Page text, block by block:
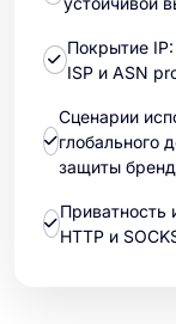
Покрытие
ISP и ASN
Сценарии
глобального
защиты
Приватность
HTTP и